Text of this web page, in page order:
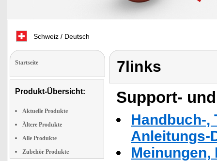
Schweiz / Deutsch
Startseite
Produkt-Übersicht:
Aktuelle Produkte
Ältere Produkte
Alle Produkte
Zubehör Produkte
7links
Support-
Handbuch-,
Anleitungs-